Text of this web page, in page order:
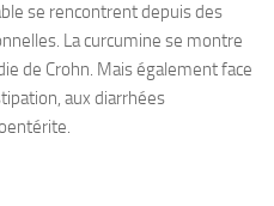
se rencontrent depuis des
La curcumine se montre
de Crohn. Mais également face
aux diarrhées